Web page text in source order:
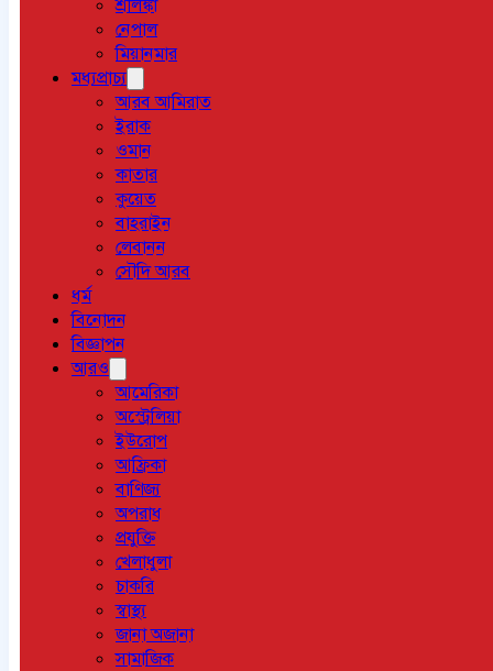
শ্রীলঙ্কা
নেপাল
মিয়ানমার
মধ্যপ্রাচ্য
আরব আমিরাত
ইরাক
ওমান
কাতার
কুয়েত
বাহরাইন
লেবানন
সৌদি আরব
ধর্ম
বিনোদন
বিজ্ঞাপন
আরও
আমেরিকা
অস্ট্রেলিয়া
ইউরোপ
আফ্রিকা
বাণিজ্য
অপরাধ
প্রযুক্তি
খেলাধুলা
চাকরি
স্বাস্থ্য
জানা অজানা
সামাজিক